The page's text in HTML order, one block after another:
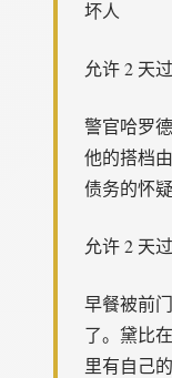
坏人
允许 2 天过
警官哈罗
他的搭档
债务的怀
允许 2 天过
早餐被前
了。黛比
里有自己的